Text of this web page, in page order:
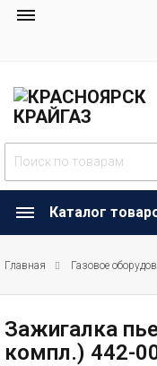
Каталог
Главная Газовое
Зажигалка
компл.) 442-